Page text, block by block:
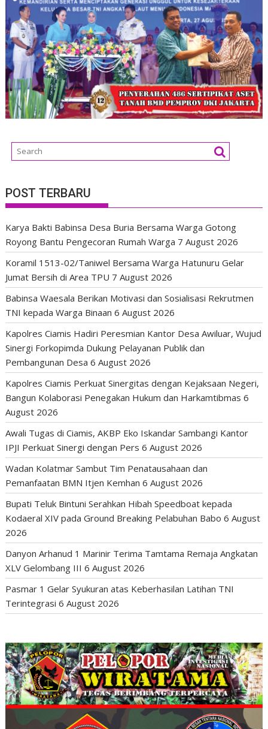
POST TERBARU
Karya Bakti Babinsa Desa Buria Bersama Warga Gotong
Royong Bantu Pengecoran Rumah Warga 7 August 2026
Koramil 1513-02/Taniwel Bersama Warga Hatunuru Gelar
Jumat Bersih di Area TPU 7 August 2026
Babinsa Waesala Berikan Motivasi dan Sosialisasi Rekrutmen
TNI kepada Warga Binaan 6 August 2026
Kapolres Ciamis Hadiri Peresmian Kantor Desa Awiluar, Wujud
Sinergi Forkopimda Dukung Pelayanan Publik dan
Pembangunan Desa 6 August 2026
Kapolres Ciamis Perkuat Sinergitas dengan Kejaksaan Negeri,
Bangun Kolaborasi Penegakan Hukum dan Harkamtibmas 6
August 2026
Awali Tugas di Ciamis, AKBP Eko Iskandar Sambangi Kantor
IPJI Perkuat Sinergi dengan Pers 6 August 2026
Wadan Kolatmar Sambut Tim Penatausahaan dan
Pemanfaatan BMN Itjen Kemhan 6 August 2026
Bupati Teluk Bintuni Serahkan Hibah Speedboat kepada
Kodaeral XIV pada Ground Breaking Pelabuhan Babo 6 August
2026
Danyon Arhanud 1 Marinir Terima Tamtama Remaja Angkatan
XLV Gelombang III 6 August 2026
Pasmar 1 Gelar Syukuran atas Keberhasilan Latihan TNI
Terintegrasi 6 August 2026